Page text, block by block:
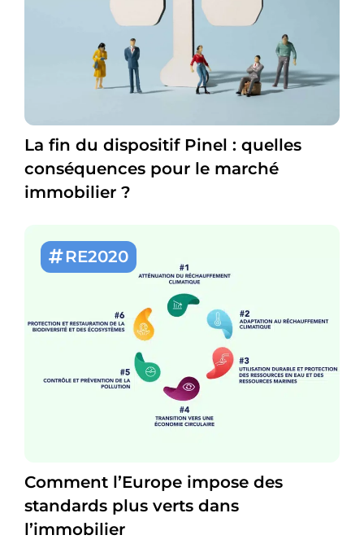
La fin du dispositif Pinel : quelles
conséquences pour le marché
immobilier ?
RE2020
Comment l’Europe impose des
standards plus verts dans
l’immobilier